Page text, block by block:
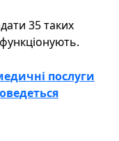
35 таких
послуги